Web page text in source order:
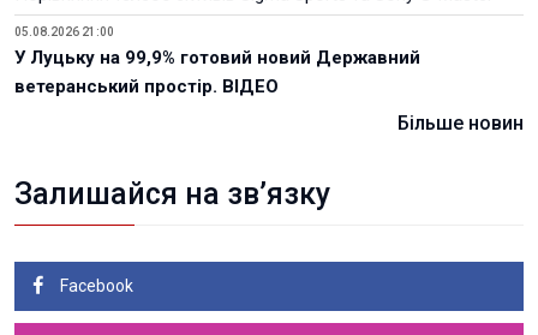
05.08.2026 21:00
У Луцьку на 99,9% готовий новий Державний
ветеранський простір. ВІДЕО
Більше новин
Залишайся на зв’язку
Facebook